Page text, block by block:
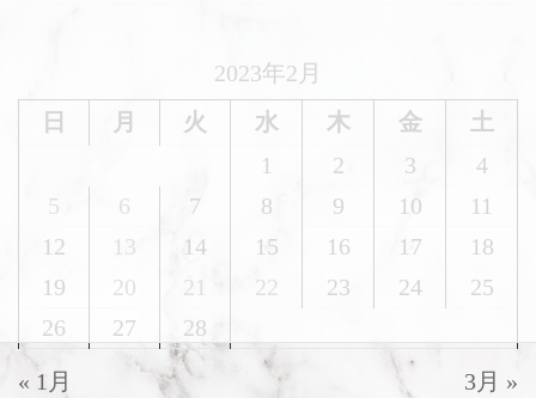
2023年2月
日
月 火 水 木 金
土
1
2 3
4
5
6 7 8 9 10
11
12
13 14 15 16 17
18
19
20 21 22 23 24
25
26
27 28
« 1月 3月 »